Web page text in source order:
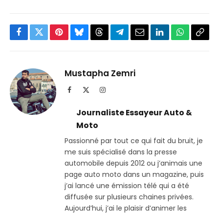
Facebook
TwitterPinterestBlueskyThreadsPartager
Telegram
EmailLinkedInWhatsApp
Mustapha Zemri
Facebook Instagram
Journaliste Essayeur Auto &
Moto
Passionné par tout ce qui fait du bruit, je
me suis spécialisé dans la presse
automobile depuis 2012 ou j’animais une
page auto moto dans un magazine, puis
j’ai lancé une émission télé qui a été
diffusée sur plusieurs chaines privées.
Aujourd’hui, j’ai le plaisir d’animer les